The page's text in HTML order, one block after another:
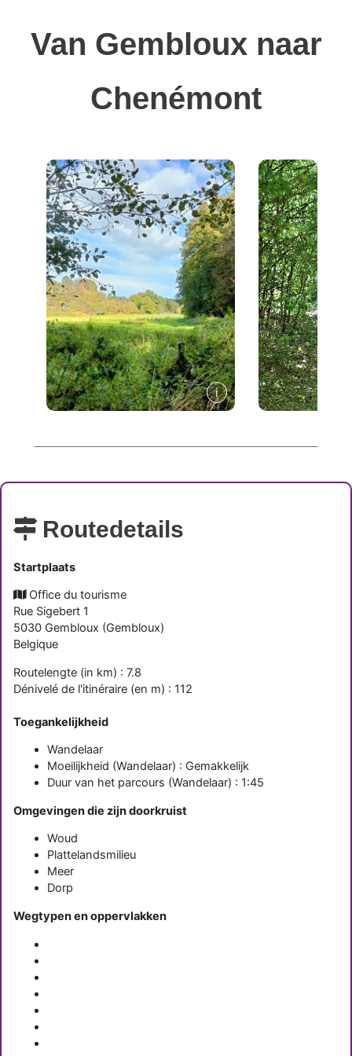
Van Gembloux naar
Chenémont
Routedetails
Startplaats
Office du tourisme
Rue Sigebert 1
5030 Gembloux (Gembloux)
Belgique
Routelengte (in km) : 7.8
Dénivelé de l'itinéraire (en m) : 112
Toegankelijkheid
Wandelaar
Moeilijkheid (Wandelaar) : Gemakkelijk
Duur van het parcours (Wandelaar) : 1:45
Omgevingen die zijn doorkruist
Woud
Plattelandsmilieu
Meer
Dorp
Wegtypen en oppervlakken